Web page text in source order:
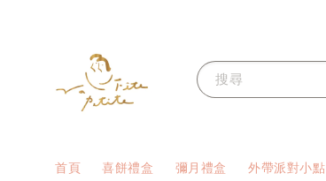
搜尋
首頁 喜餅禮盒 彌月禮盒 外帶派對小點